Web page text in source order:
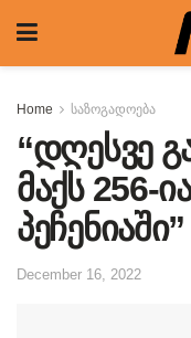
Home საზოგადოება
“დღესვე
მაქს 256-
December 16, 2022